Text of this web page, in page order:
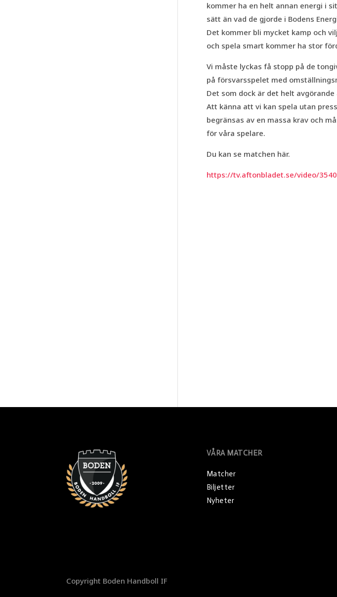
kommer ha en helt annan energi i
sätt än vad de gjorde i Bodens
Det kommer bli mycket kamp och
och spela smart kommer ha stor
Vi måste lyckas få stopp på de
på försvarsspelet med
Det som dock är det helt
Att känna att vi kan spela utan
begränsas av en massa krav och
för våra spelare.
Du kan se matchen här.
https://tv.aftonbladet.se/video/
VÅRA MATCHER
Matcher
Biljetter
Nyheter
Copyright Boden Handboll IF